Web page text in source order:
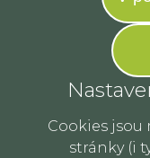
Cookies jsou
stránky (i